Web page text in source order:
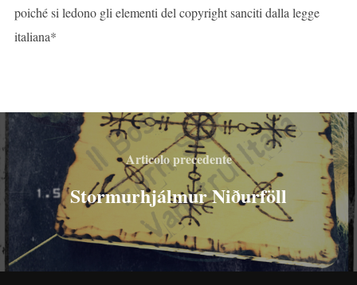
poiché si ledono gli elementi del copyright sanciti dalla legge
italiana*
Articolo precedente
Stormurhjálmur Niðurföll